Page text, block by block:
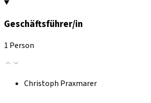
Geschäftsführer/in
1 Person
Christoph Praxmarer